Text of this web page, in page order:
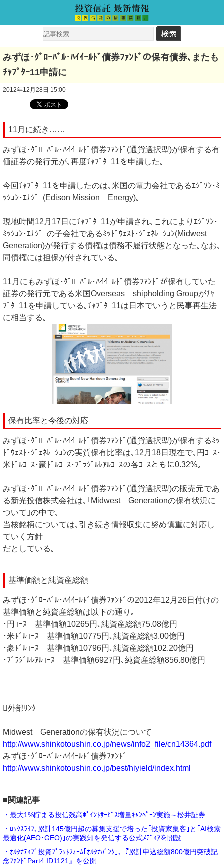
みずほ･ｸﾞﾛｰﾊﾞﾙ･ﾊｲｲｰﾙﾄﾞ債券ﾌｧﾝﾄﾞの保有債券､またも
ﾁｬﾌﾟﾀｰ11申請に
2012年12月28日 15:00
11月に続き……
みずほ･ｸﾞﾛｰﾊﾞﾙ･ﾊｲｲｰﾙﾄﾞ債券ﾌｧﾝﾄﾞ(通貨選択型)が保有する有
価証券の発行元が､再度ﾁｬﾌﾟﾀｰ11を申請した｡
今回ﾁｬﾌﾟﾀｰ11を申請したのは､米国の電力会社であるｴｼﾞｿﾝ･ﾐ
ｯｼｮﾝ･ｴﾅｼﾞｰ(Edison Mission Energy)｡
現地時間12月17日にﾁｬﾌﾟﾀｰ11が申請され､これによりｴｼﾞｿﾝ･
ﾐｯｼｮﾝ･ｴﾅｼﾞｰの子会社であるﾐｯﾄﾞｳｪｽﾄ･ｼﾞｪﾈﾚｰｼｮﾝ(Midwest
Generation)が発行する債権は債務不履行状態となった｡なお､
同債権には担保が付されている｡
11月にもみずほ･ｸﾞﾛｰﾊﾞﾙ･ﾊｲｲｰﾙﾄﾞ債券ﾌｧﾝﾄﾞが保有していた
証券の発行元である米国Overseas shipholding Groupがﾁｬ
ﾌﾟﾀｰ11を申請している｡ﾁｬﾌﾟﾀｰ11は日本でいうと民事再生法
に相当する｡
保有比率と今後の対応
みずほ･ｸﾞﾛｰﾊﾞﾙ･ﾊｲｲｰﾙﾄﾞ債券ﾌｧﾝﾄﾞ(通貨選択型)が保有するﾐｯ
ﾄﾞｳｪｽﾄ･ｼﾞｪﾈﾚｰｼｮﾝの実質保有比率は､12月18日現在で､円ｺｰｽ･
米ﾄﾞﾙｺｰｽ･豪ﾄﾞﾙｺｰｽ･ﾌﾞﾗｼﾞﾙﾚｱﾙｺｰｽの各ｺｰｽともに0.32%｡
みずほ･ｸﾞﾛｰﾊﾞﾙ･ﾊｲｲｰﾙﾄﾞ債券ﾌｧﾝﾄﾞ(通貨選択型)の販売元であ
る新光投信株式会社は､｢Midwest Generationの保有状況に
ついて｣の中で､
当核銘柄については､引き続き情報収集に努め慎重に対応し
ていく方針
だとしている｡
基準価額と純資産総額
みずほ･ｸﾞﾛｰﾊﾞﾙ･ﾊｲｲｰﾙﾄﾞ債券ﾌｧﾝﾄﾞの2012年12月26日付けの
基準価額と純資産総額は以下の通り｡
･円ｺｰｽ 基準価額10265円､純資産総額75.08億円
･米ﾄﾞﾙｺｰｽ 基準価額10775円､純資産総額3.00億円
･豪ﾄﾞﾙｺｰｽ 基準価額10796円､純資産総額102.20億円
･ﾌﾞﾗｼﾞﾙﾚｱﾙｺｰｽ 基準価額6927円､純資産総額856.80億円
外部ﾘﾝｸ
Midwest Generationの保有状況について
http://www.shinkotoushin.co.jp/news/info2_file/cn14364.pdf
みずほ･ｸﾞﾛｰﾊﾞﾙ･ﾊｲｲｰﾙﾄﾞ債券ﾌｧﾝﾄﾞ
http://www.shinkotoushin.co.jp/best/hiyield/index.html
■関連記事
・最大1%貯まる投信残高ﾎﾟｲﾝﾄｻｰﾋﾞｽ増量ｷｬﾝﾍﾟｰﾝ実施～松井証券
・ﾛｯｸｽﾗｲﾌ､累計145億円超の募集支援で培った｢投資家集客｣と｢AI検索
最適化(AEO･GEO)｣の実践知を発信する公式ﾒﾃﾞｨｱを開設
・ｵﾙﾀﾅﾃｨﾌﾞ投資ﾌﾟﾗｯﾄﾌｫｰﾑ｢ｵﾙﾀﾅﾊﾞﾝｸ｣､『累計申込総額800億円突破記
念ﾌｧﾝﾄﾞPart4 ID1121』を公開